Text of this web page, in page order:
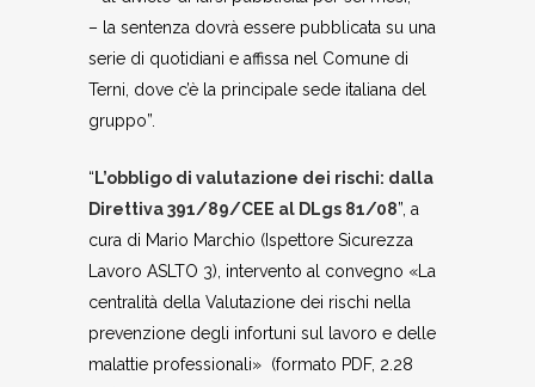
– la sentenza dovrà essere pubblicata su una
serie di quotidiani e affissa nel Comune di
Terni, dove c’è la principale sede italiana del
gruppo”.
“ L’obbligo di valutazione dei rischi: dalla
Direttiva 391/89/CEE al DLgs 81/08”, a
cura di Mario Marchio (Ispettore Sicurezza
Lavoro ASLTO 3), intervento al convegno «La
centralità della Valutazione dei rischi nella
prevenzione degli infortuni sul lavoro e delle
malattie professionali» (formato PDF, 2.28